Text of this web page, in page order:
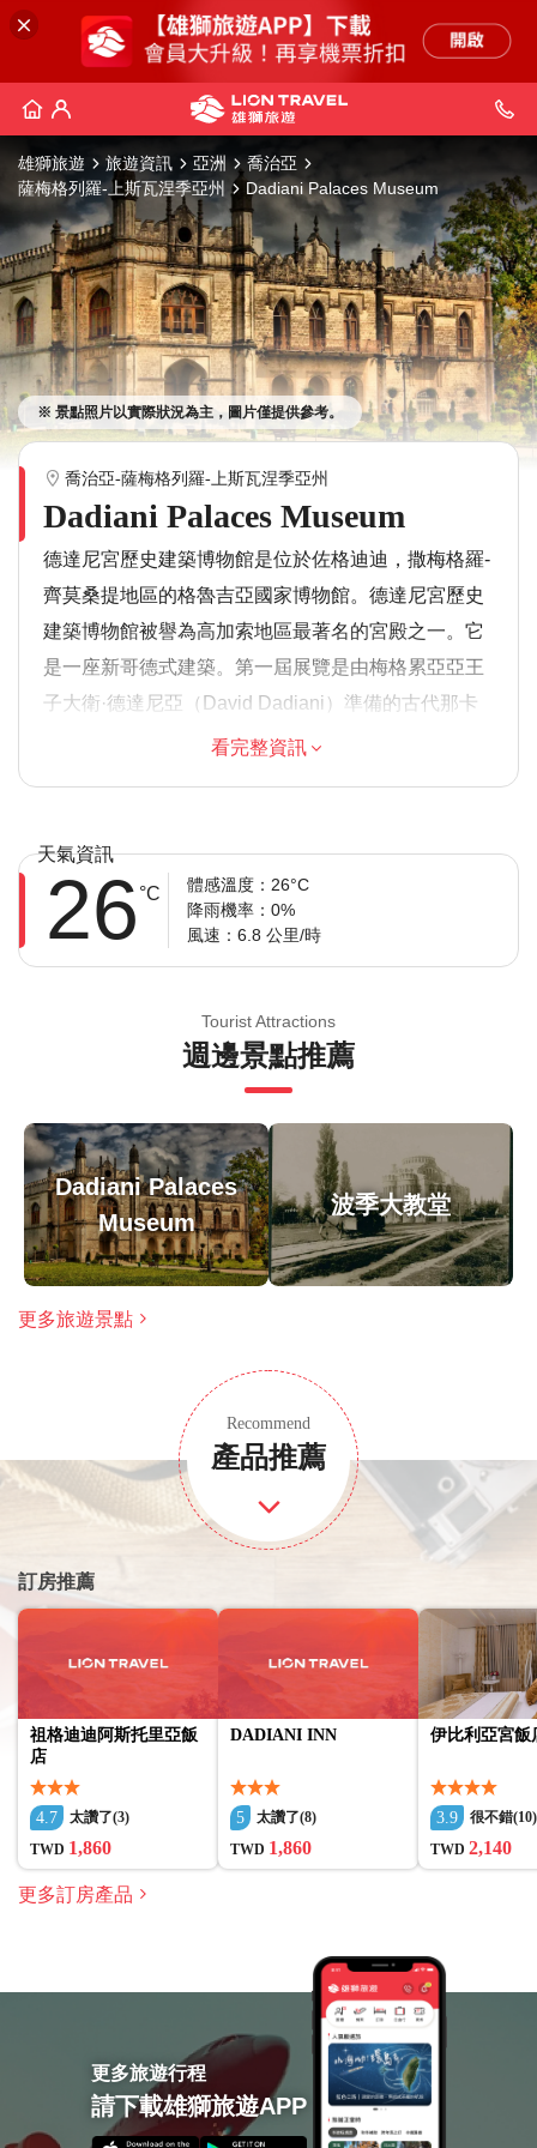
雄獅旅遊 旅遊資訊 亞洲
喬治亞
薩梅格列羅-上斯瓦涅季亞州
Dadiani Palaces Museum
※ 景點照片以實際狀況為主，圖片僅提供參考。
喬治亞-薩梅格列羅-上斯瓦涅季亞州
Dadiani Palaces Museum
德達尼宮歷史建築博物館是位於佐格迪迪，撒梅格羅-
齊莫桑提地區的格魯吉亞國家博物館。德達尼宮歷史
建築博物館被譽為高加索地區最著名的宮殿之一。它
是一座新哥德式建築。第一屆展覽是由梅格累亞亞王
子大衛·德達尼亞（David Dadiani）準備的古代那卡
萊基維遺址考古出土的展覽，於1840年舉行。現今的
築博物館收藏了格魯吉亞自然文化遺產的一些展品，
包括塔希隆尼珍寶物料、聖母經衣、格魯吉亞女王塔
瑪爾（Tamar of Georgia）的娘親博牤汗皇后的聖
像、13至14世紀的手稿、迷你畫以及德達尼亞王朝紀
Bonaparte）的相關物件，是由大衛·德達尼亞
（David Dadiani）的女兒丈夫阿希爾·穆拉（Prince
Charles Louise Napoléon Achille Murat），即拿破崙
的妹妹卡洛琳·波拿巴（Caroline Bonaparte）的孫子
帶到德達尼宮的。這座宮殿在1921年5月1日，由格魯
吉亞民族學家和地質學家阿卡基·查恩圖裡亞（Akaki
Chanturia）的倡議下全面轉型為博物館。早在1848
年，撒梅格羅亞王子大衛·德達尼亞曾多次向客人展示
撒梅格羅那卡萊基維遺址的考古和錢幣收藏品。展品
他的領地上的居民那裡購買的。大衛·德達尼亞最重要
的考古挖掘就是那卡萊基維遺址，古代即稱為
Archeopolis。
溫馨提示
由於遊覽的歷史重點，建議成人參加，但歡迎家庭
大多數旅行者都可以參加
涉及適量步行；請選擇合適的鞋子
在所有天氣條件下運行；請穿著得體
看完整資訊
天氣資訊
26 °C
體感溫度：26°C
降雨機率：0%
風速：6.8 公里/時
Tourist Attractions
週邊景點推薦
Dadiani Palaces
Museum
波季大教堂
更多旅遊景點
Recommend
產品推薦
訂房推薦
祖格迪迪阿斯托里亞飯
店
4.7
太讚了(3)
TWD 1,860
DADIANI INN
5
太讚了(8)
TWD 1,860
伊比利亞宮飯
3.9
很不錯(10)
TWD 2,140
更多訂房產品
更多旅遊行程
請下載雄獅旅遊APP